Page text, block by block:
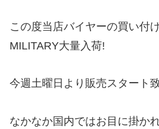
この度当店バイヤーの買い付
MILITARY大量入荷!
今週土曜日より販売スタート
なかなか国内ではお目に掛か